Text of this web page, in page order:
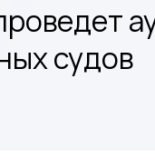
судов